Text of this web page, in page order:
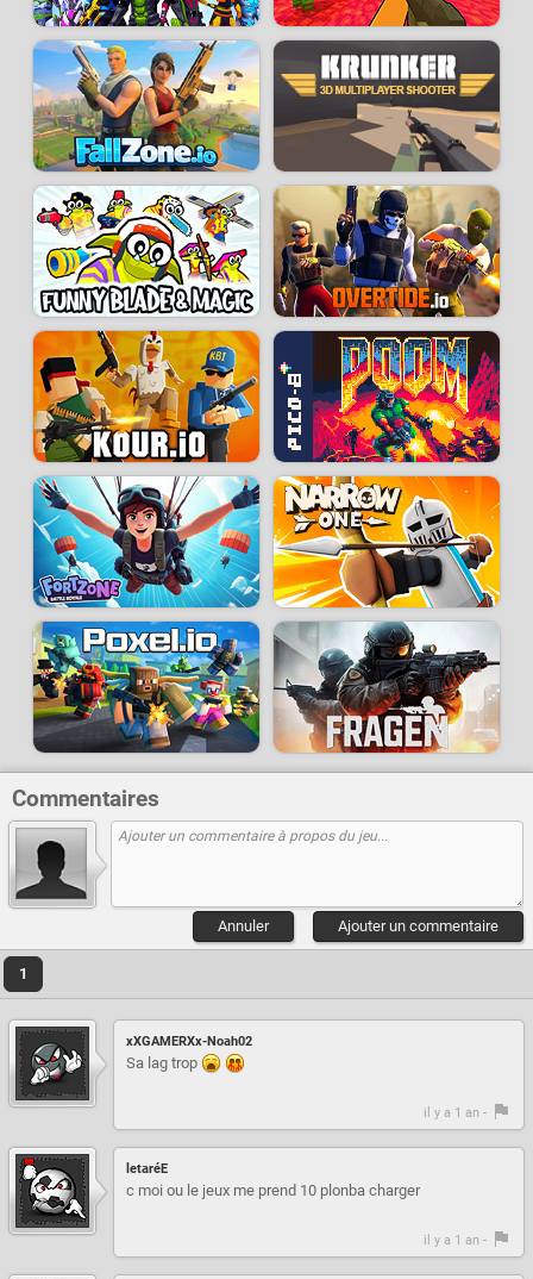
Commentaires
Ajouter un commentaire
Annuler
1
xXGAMERXx-Noah02
Sa lag trop
il y a 1 an -
letaréE
c moi ou le jeux me prend 10 plonba charger
il y a 1 an -